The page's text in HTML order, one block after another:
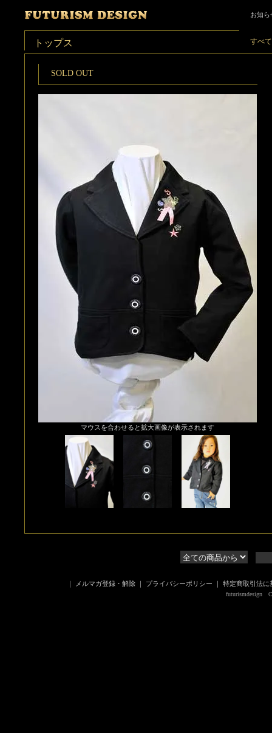
お知ら
すべ
トップス
SOLD OUT
マウスを合わせると拡大画像が表示されます
｜ メルマガ登録・解除 ｜ プライバシーポリシー ｜ 特定商取引法に
futurismdesign